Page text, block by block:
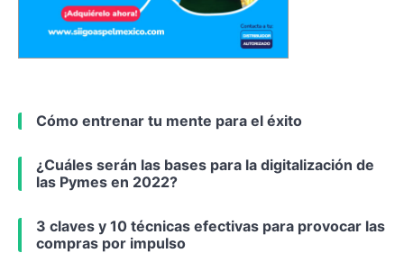
Cómo entrenar tu mente para el éxito
¿Cuáles serán las bases para la digitalización de
las Pymes en 2022?
3 claves y 10 técnicas efectivas para provocar las
compras por impulso